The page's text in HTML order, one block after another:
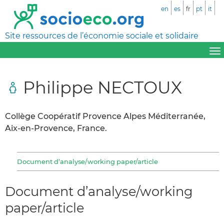
Site ressources de l’économie sociale et solidaire
en es fr pt it
Philippe NECTOUX
Collège Coopératif Provence Alpes Méditerranée,
Aix-en-Provence, France.
Document d’analyse/working paper/article
Document d’analyse/working
paper/article